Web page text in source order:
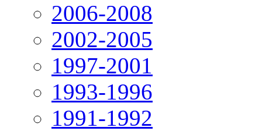
2006-2008
2002-2005
1997-2001
1993-1996
1991-1992